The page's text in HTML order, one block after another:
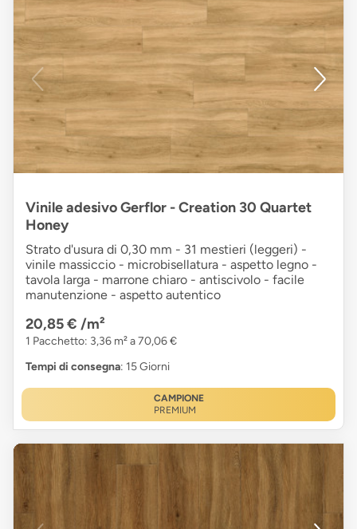
Vinile adesivo Gerflor - Creation 30 Quartet
Honey
Strato d'usura di 0,30 mm - 31 mestieri (leggeri) -
vinile massiccio - microbisellatura - aspetto legno -
tavola larga - marrone chiaro - antiscivolo - facile
manutenzione - aspetto autentico
20,85 € /m²
1 Pacchetto: 3,36 m² a 70,06 €
Tempi di consegna: 15 Giorni
CAMPIONE
PREMIUM